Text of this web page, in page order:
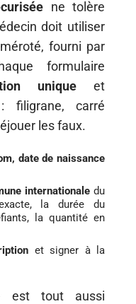
ne tolère
doit utiliser
fourni par
formulaire
uniqueet
filigrane, carré
les faux.
date de naissance
internationale du
la durée du
la quantité en
et signer à la
est tout aussi